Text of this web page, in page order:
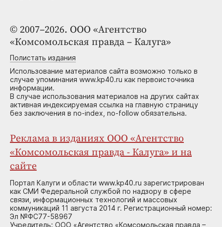
© 2007–2026. ООО «Агентство
«Комсомольская правда – Калуга»
Полистать издания
Использование материалов сайта возможно только в
случае упоминания www.kp40.ru как первоисточника
информации.
В случае использования материалов на других сайтах
активная индексируемая ссылка на главную страницу
без заключения в no-index, no-follow обязательна.
Реклама в изданиях ООО «Агентство
«Комсомольская правда - Калуга» и на
сайте
Портал Калуги и области www.kp40.ru зарегистрирован
как СМИ Федеральной службой по надзору в сфере
связи, информационных технологий и массовых
коммуникаций 11 августа 2014 г. Регистрационный номер:
Эл №ФС77-58967
Учредитель: ООО «Агентство «Комсомольская правда –